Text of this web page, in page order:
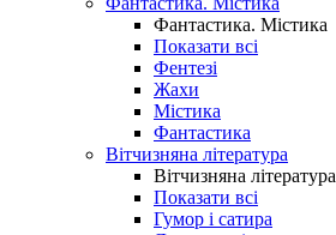
Фантастика. Містика
Показати всі
Фентезі
Жахи
Містика
Фантастика
Вітчизняна література
Вітчизняна література
Показати всі
Гумор і сатира